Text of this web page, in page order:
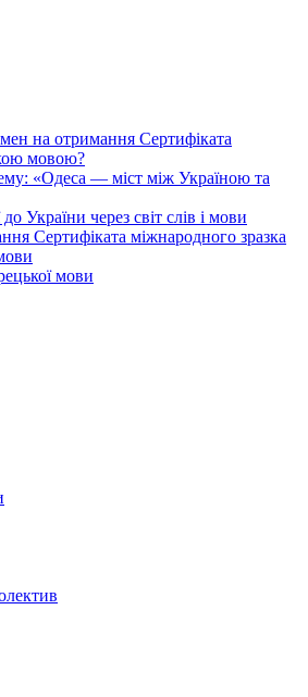
на отримання Сертифіката
мовою?
«Одеса — міст між Україною та
України через світ слів і мови
Сертифіката міжнародного зразка
мови